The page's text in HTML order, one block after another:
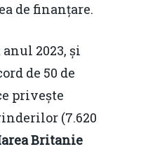
de finanțare.
2023, și
de 50 de
privește
(7.620
Britanie